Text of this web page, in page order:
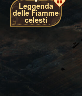
Leggenda
delle Fiamme
celesti